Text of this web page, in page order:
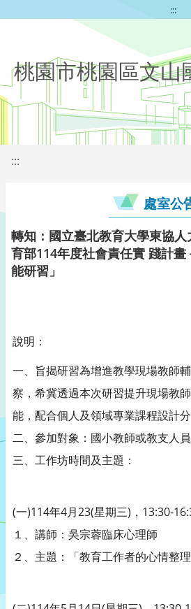
:::
桃園市桃園區文山
:::
處室公
轉知：國立臺北教育大學東協
育部114年度社會責任實 踐計畫
能研習」
說明：
一、旨揭研習為增進教學現場教師
察，希冀透過本次研習提升現場教
能，配合個人及領域專業課程設計分
二、參加對象：國小教師或教支人員
三、工作坊時間及主題：
(一)114年4月23(星期三)，13:30-
１、講師：吳宗蓉臨床心理師
２、主題：「教育工作者的心情整理